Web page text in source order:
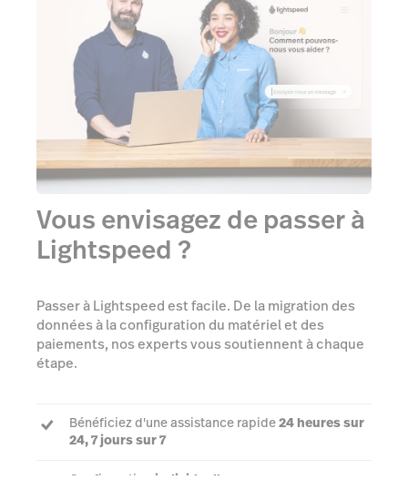
Vous envisagez de passer à
Lightspeed ?
Passer à Lightspeed est facile. De la migration des
données à la configuration du matériel et des
paiements, nos experts vous soutiennent à chaque
étape.
Bénéficiez d'une assistance rapide24 heures sur
24, 7 jours sur 7
Configuration individuelle